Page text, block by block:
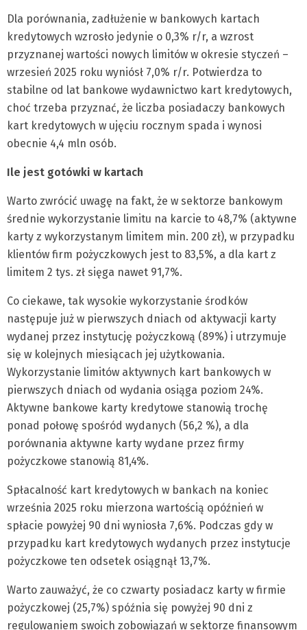
Dla porównania, zadłużenie w bankowych kartach
kredytowych wzrosło jedynie o 0,3% r/r, a wzrost
przyznanej wartości nowych limitów w okresie styczeń –
wrzesień 2025 roku wyniósł 7,0% r/r. Potwierdza to
stabilne od lat bankowe wydawnictwo kart kredytowych,
choć trzeba przyznać, że liczba posiadaczy bankowych
kart kredytowych w ujęciu rocznym spada i wynosi
obecnie 4,4 mln osób.
Ile jest gotówki w kartach
Warto zwrócić uwagę na fakt, że w sektorze bankowym
średnie wykorzystanie limitu na karcie to 48,7% (aktywne
karty z wykorzystanym limitem min. 200 zł), w przypadku
klientów firm pożyczkowych jest to 83,5%, a dla kart z
limitem 2 tys. zł sięga nawet 91,7%.
Co ciekawe, tak wysokie wykorzystanie środków
następuje już w pierwszych dniach od aktywacji karty
wydanej przez instytucję pożyczkową (89%) i utrzymuje
się w kolejnych miesiącach jej użytkowania.
Wykorzystanie limitów aktywnych kart bankowych w
pierwszych dniach od wydania osiąga poziom 24%.
Aktywne bankowe karty kredytowe stanowią trochę
ponad połowę spośród wydanych (56,2 %), a dla
porównania aktywne karty wydane przez firmy
pożyczkowe stanowią 81,4%.
Spłacalność kart kredytowych w bankach na koniec
września 2025 roku mierzona wartością opóźnień w
spłacie powyżej 90 dni wyniosła 7,6%. Podczas gdy w
przypadku kart kredytowych wydanych przez instytucje
pożyczkowe ten odsetek osiągnął 13,7%.
Warto zauważyć, że co czwarty posiadacz karty w firmie
pożyczkowej (25,7%) spóźnia się powyżej 90 dni z
regulowaniem swoich zobowiązań w sektorze finansowym